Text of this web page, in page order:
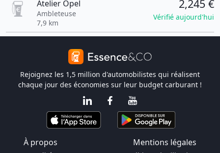
Atelier Opel
Ambleteuse
7,9 km
2,245 €
Vérifié aujourd'hui
Rejoignez les 1,5 million d'automobilistes qui réalisent
chaque jour des économies sur leur budget carburant !
À propos Mentions légales